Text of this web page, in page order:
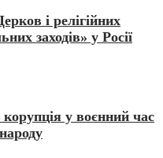
і релігійних
заходів» у Росії
у воєнний час